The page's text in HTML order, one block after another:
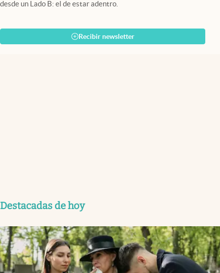
desde un Lado B: el de estar adentro.
Recibir newsletter
Destacadas de hoy